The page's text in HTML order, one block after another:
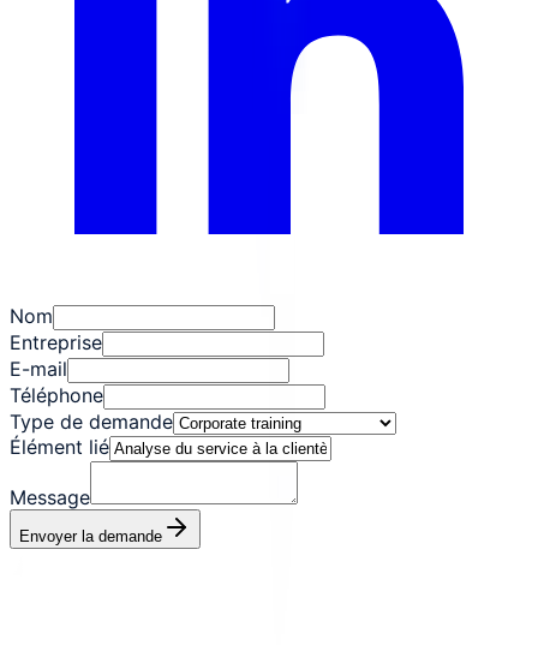
Nom
Entreprise
E-mail
Téléphone
Type de demande
Élément lié
Message
Envoyer la demande